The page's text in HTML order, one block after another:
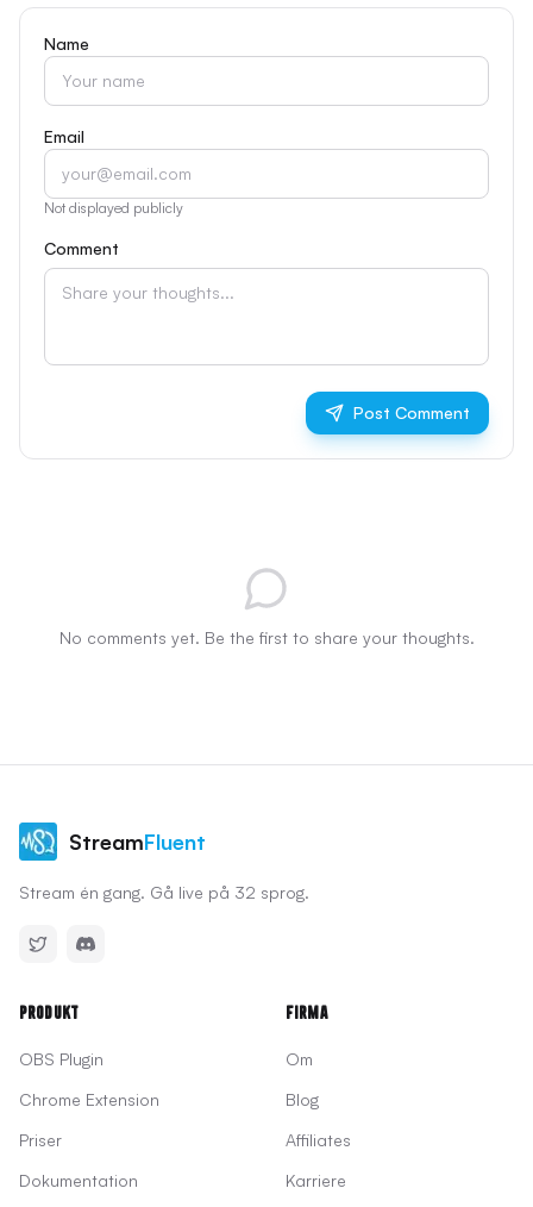
Name
Email
Not displayed publicly
Comment
Post Comment
No comments yet. Be the first to share your thoughts.
StreamFluent
Stream én gang. Gå live på 32 sprog.
Produkt
OBS Plugin
Chrome Extension
Priser
Dokumentation
Firma
Om
Blog
Affiliates
Karriere